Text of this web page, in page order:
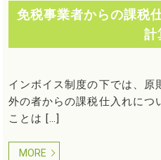
免税事業者からの課税
計
インボイス制度の下では、原
外の者からの課税仕入れにつ
ことは […]
MORE